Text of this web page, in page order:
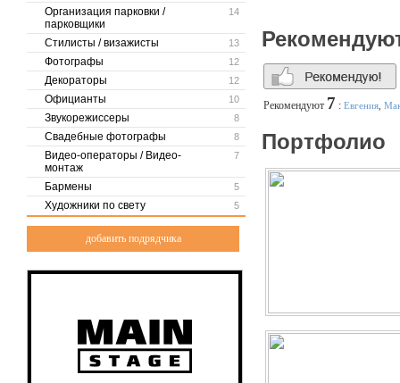
14
Организация парковки /
парковщики
13
Стилисты / визажисты
12
Фотографы
12
Декораторы
10
Официанты
8
Звукорежиссеры
8
Свадебные фотографы
7
Видео-операторы / Видео-
монтаж
5
Бармены
5
Художники по свету
добавить подрядчика
обеспечат чистоту и
покрытиями, что
В помещениях, где
дышать, рабочая
Особенной
послестроительная
клиенты, их хорошие
#уборка #клининг
Рекомендуют 7 : Евгения
Портфолио